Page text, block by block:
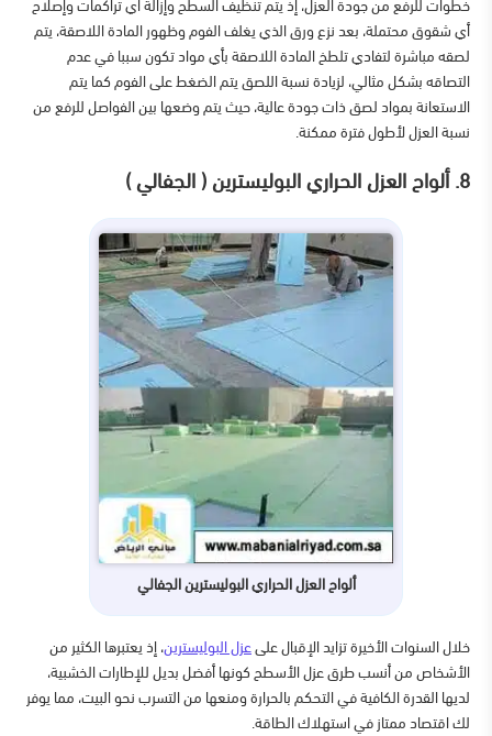
خطوات للرفع من جودة العزل، إذ يتم تنظيف السطح وإزالة أي تراكمات وإصلاح
أي شقوق محتملة، بعد نزع ورق الذي يغلف الفوم وظهور المادة اللاصقة، يتم
لصقه مباشرة لتفادي تلطخ المادة اللاصقة بأي مواد تكون سببا في عدم
التصاقه بشكل مثالي، لزيادة نسبة اللصق يتم الضغط على الفوم كما يتم
الاستعانة بمواد لصق ذات جودة عالية، حيث يتم وضعها بين الفواصل للرفع من
نسبة العزل لأطول فترة ممكنة.
8. ألواح العزل الحراري البوليسترين ( الجفالي )
ألواح العزل الحراري البوليسترين الجفالي
خلال السنوات الأخيرة تزايد الإقبال علىعزل البوليسترين، إذ يعتبرها الكثير من
الأشخاص من أنسب طرق عزل الأسطح كونها أفضل بديل للإطارات الخشبية،
لديها القدرة الكافية في التحكم بالحرارة ومنعها من التسرب نحو البيت، مما يوفر
لك اقتصاد ممتاز في استهلاك الطاقة.